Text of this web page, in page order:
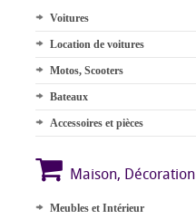
Voitures
Location de voitures
Motos, Scooters
Bateaux
Accessoires et pièces
Maison, Décoration
Meubles et Intérieur